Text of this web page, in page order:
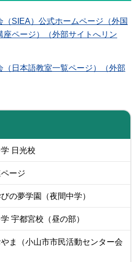
（SIEA）公式ホームページ（外国
座ページ）（外部サイトへリン
（日本語教室一覧ページ）（外部
日光校
ージ
の夢学園（夜間中学）
宇都宮校（昼の部）
ま（小山市市民活動センター会